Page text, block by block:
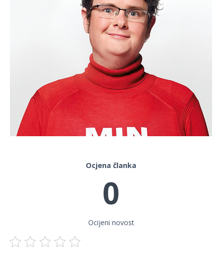
Ocjena članka
0
Ocijeni novost